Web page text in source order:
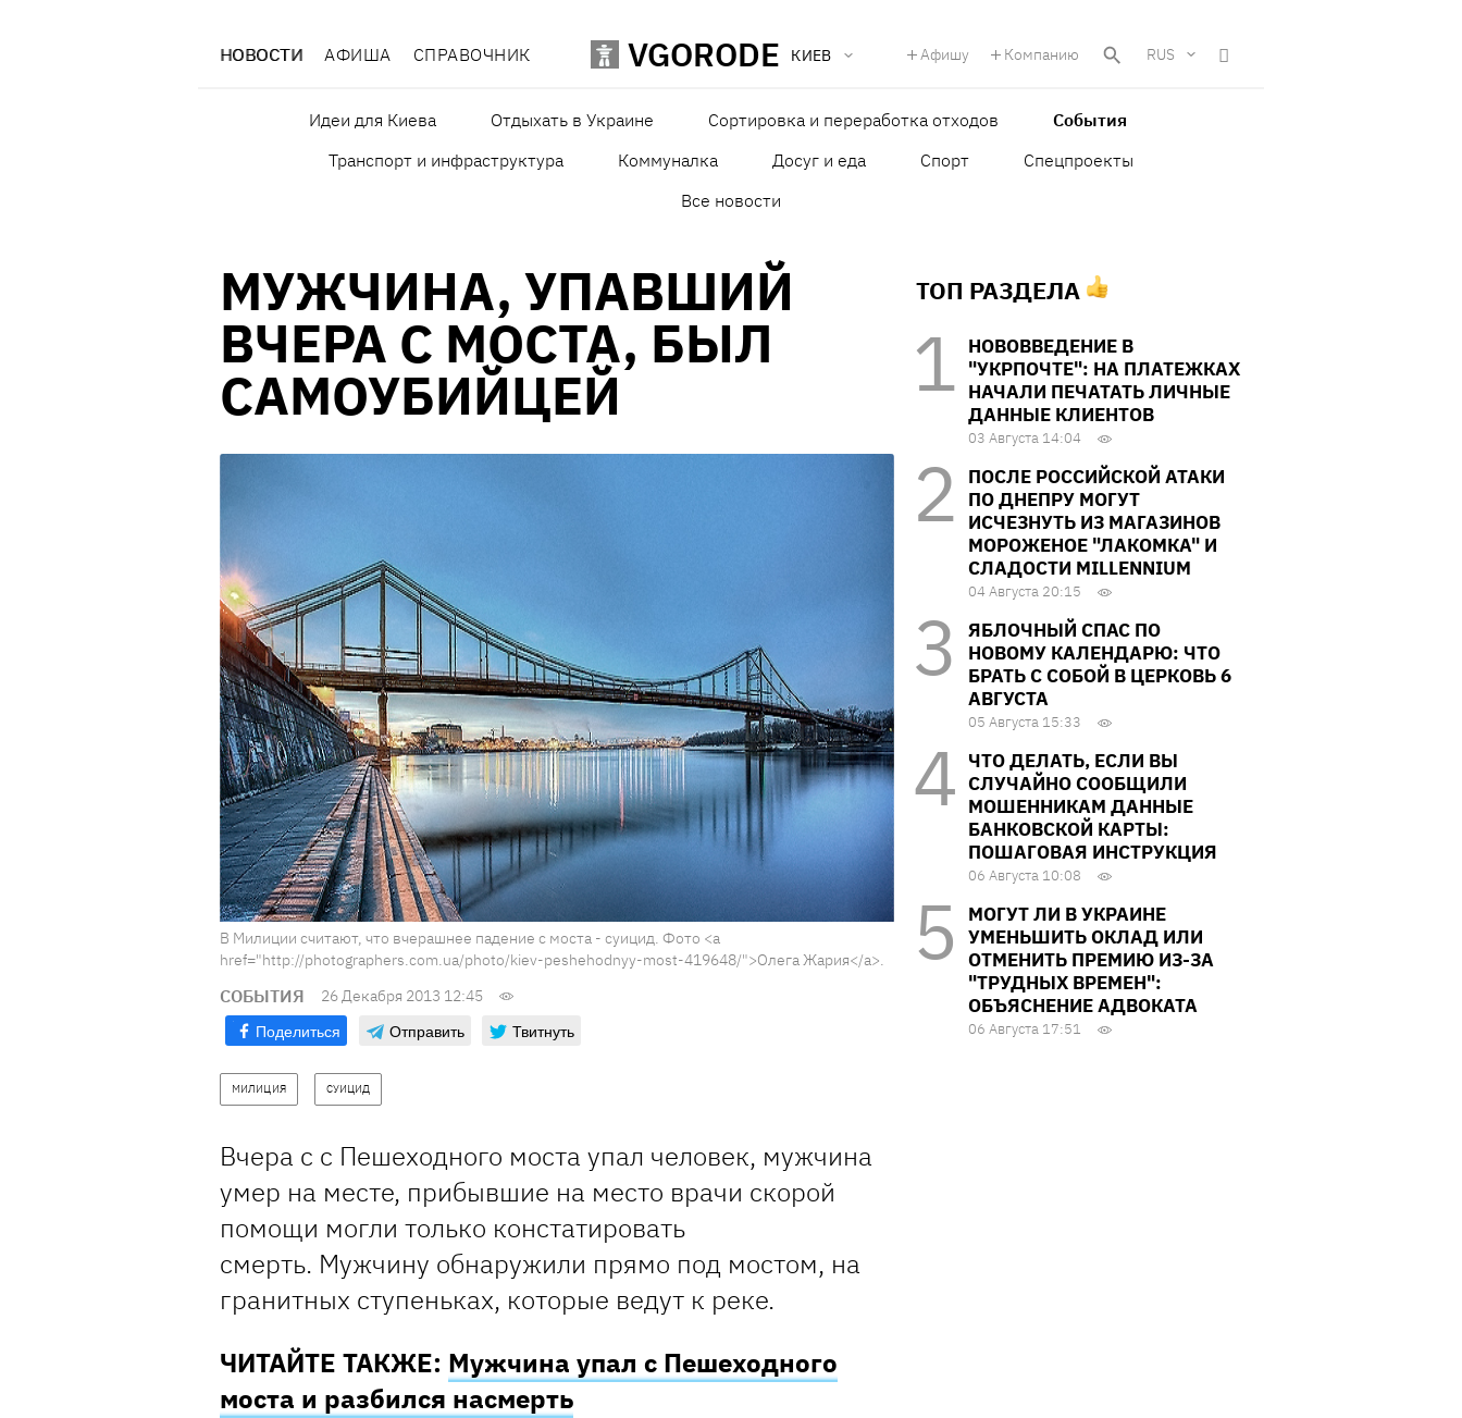
НОВОСТИ АФИША СПРАВОЧНИК VGORODE КИЕВ Афишу Компанию RUS
Идеи для Киева Отдыхать в Украине Сортировка и переработка отходов
События
Транспорт и инфраструктура
Коммуналка Досуг и еда Спорт
Спецпроекты
Все новости
МУЖЧИНА, УПАВШИЙ
ВЧЕРА С МОСТА, БЫЛ
САМОУБИЙЦЕЙ
В Милиции считают, что вчерашнее падение с моста - суицид. Фото <a
href="http://photographers.com.ua/photo/kiev-peshehodnyy-most-419648/">Олега Жария</a>.
СОБЫТИЯ 26 Декабря 2013 12:45
Поделиться Отправить Твитнуть
МИЛИЦИЯ СУИЦИД
Вчера с с Пешеходного моста упал человек, мужчина
умер на месте, прибывшие на место врачи скорой
помощи могли только констатировать
смерть. Мужчину обнаружили прямо под мостом, на
гранитных ступеньках, которые ведут к реке.
ЧИТАЙТЕ ТАКЖЕ: Мужчина упал с Пешеходного
моста и разбился насмерть
ТОП РАЗДЕЛА
НОВОВВЕДЕНИЕ В
"УКРПОЧТЕ": НА ПЛАТЕЖКАХ
НАЧАЛИ ПЕЧАТАТЬ ЛИЧНЫЕ
ДАННЫЕ КЛИЕНТОВ
03 Августа 14:04
ПОСЛЕ РОССИЙСКОЙ АТАКИ
ПО ДНЕПРУ МОГУТ
ИСЧЕЗНУТЬ ИЗ МАГАЗИНОВ
МОРОЖЕНОЕ "ЛАКОМКА" И
СЛАДОСТИ MILLENNIUM
04 Августа 20:15
ЯБЛОЧНЫЙ СПАС ПО
НОВОМУ КАЛЕНДАРЮ: ЧТО
БРАТЬ С СОБОЙ В ЦЕРКОВЬ 6
АВГУСТА
05 Августа 15:33
ЧТО ДЕЛАТЬ, ЕСЛИ ВЫ
СЛУЧАЙНО СООБЩИЛИ
МОШЕННИКАМ ДАННЫЕ
БАНКОВСКОЙ КАРТЫ:
ПОШАГОВАЯ ИНСТРУКЦИЯ
06 Августа 10:08
МОГУТ ЛИ В УКРАИНЕ
УМЕНЬШИТЬ ОКЛАД ИЛИ
ОТМЕНИТЬ ПРЕМИЮ ИЗ-ЗА
"ТРУДНЫХ ВРЕМЕН":
ОБЪЯСНЕНИЕ АДВОКАТА
06 Августа 17:51